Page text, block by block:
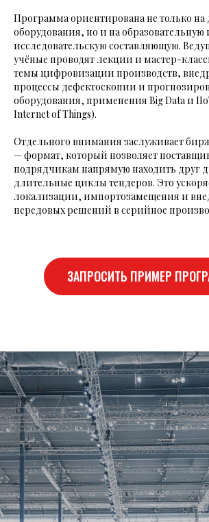
Программа ориентирована не только
оборудования, но и на образовательную
исследовательскую составляющую.
учёные проводят лекции и мастер-
темы цифровизации производств,
процессы дефектоскопии и
оборудования, применения Big Data и
Internet of Things).
Отдельного внимания заслуживает
— формат, который позволяет
подрядчикам напрямую находить друг
длительные циклы тендеров. Это
локализации, импортозамещения и
передовых решений в серийное
ЗАПРОСИТЬ ПРИМЕР